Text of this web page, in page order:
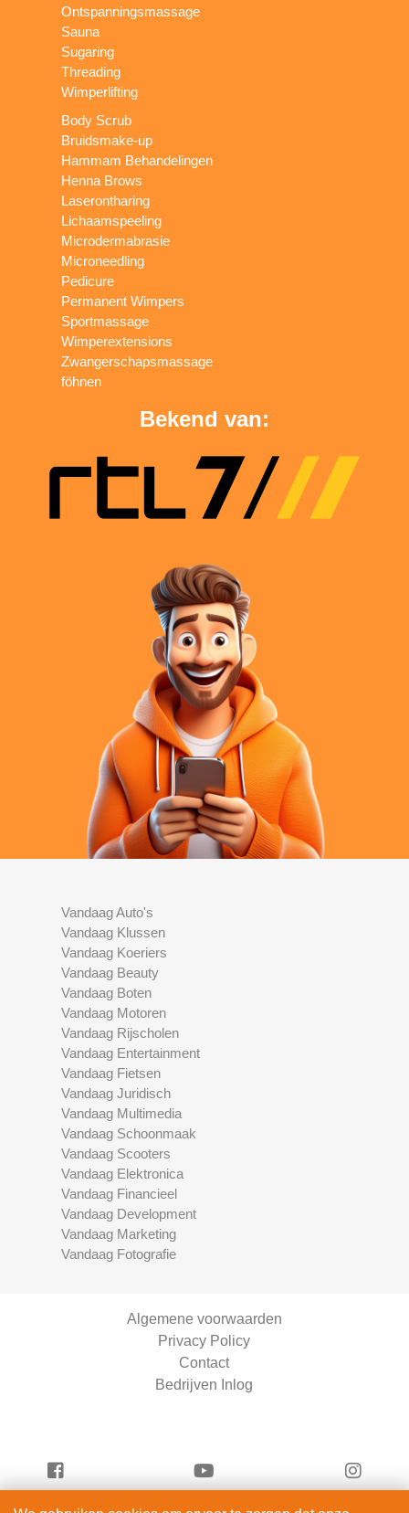
Ontspanningsmassage
Sauna
Sugaring
Threading
Wimperlifting
Body Scrub
Bruidsmake-up
Hammam Behandelingen
Henna Brows
Laserontharing
Lichaamspeeling
Microdermabrasie
Microneedling
Pedicure
Permanent Wimpers
Sportmassage
Wimperextensions
Zwangerschapsmassage
föhnen
Bekend van:
Vandaag Auto's
Vandaag Klussen
Vandaag Koeriers
Vandaag Beauty
Vandaag Boten
Vandaag Motoren
Vandaag Rijscholen
Vandaag Entertainment
Vandaag Fietsen
Vandaag Juridisch
Vandaag Multimedia
Vandaag Schoonmaak
Vandaag Scooters
Vandaag Elektronica
Vandaag Financieel
Vandaag Development
Vandaag Marketing
Vandaag Fotografie
Algemene voorwaarden
Privacy Policy
Contact
Bedrijven Inlog